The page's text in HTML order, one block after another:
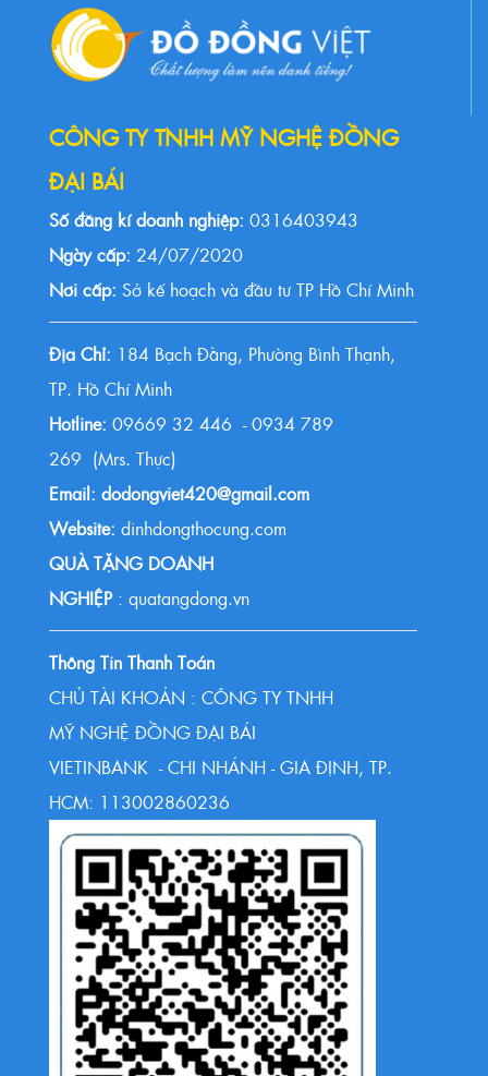
CÔNG TY TNHH MỸ NGHỆ ĐỒNG
ĐẠI BÁI
Số đăng kí doanh nghiệp: 0316403943
Ngày cấp: 24/07/2020
Nơi cấp: Sở kế hoạch và đầu tư TP Hồ Chí Minh
Địa Chỉ: 184 Bạch Đằng, Phường Bình Thạnh,
TP. Hồ Chí Minh
Hotline: 09669 32 446 - 0934 789
269 (Mrs. Thực)
Email: dodongviet420@gmail.com
Website: dinhdongthocung.com
QUÀ TẶNG DOANH
NGHIỆP : quatangdong.vn
Thông Tin Thanh Toán
CHỦ TÀI KHOẢN : CÔNG TY TNHH
MỸ NGHỆ ĐỒNG ĐẠI BÁI
VIETINBANK - CHI NHÁNH - GIA ĐỊNH, TP.
HCM: 113002860236